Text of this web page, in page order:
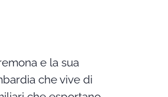
e la sua
che vive di